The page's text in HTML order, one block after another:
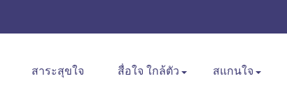
สาระสุขใจ สื่อใจ ใกล้ตัว สแกนใจ